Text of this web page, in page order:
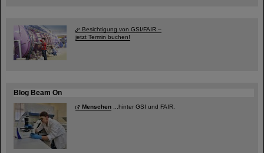
Besichtigung von GSI/FAIR –
jetzt Termin buchen!
Blog Beam On
Menschen ...hinter GSI und FAIR.